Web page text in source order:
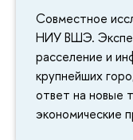
Совместное
НИУ ВШЭ.
расселение и
крупнейших
ответ на новые
экономические